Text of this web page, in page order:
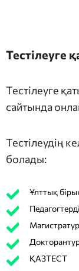
Тестілеуге
Тестілеуге
сайтында
Тестілеудің
болады:
Ұлттық
ҚАЗТЕСТ